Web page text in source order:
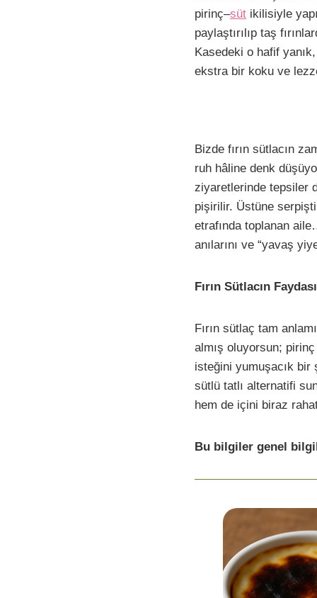
c
e
b
o
n
t
e
r
t
a
t
s
A
a
i
l
i
pirinç–süt ikilisiyle
paylaştırılıp taş
Kasedeki o hafif
ekstra bir koku ve
Bizde fırın sütlacın
ruh hâline denk
ziyaretlerinde tepsiler
pişirilir. Üstüne
etrafında toplanan
anılarını ve “yavaş
Fırın Sütlacın
Fırın sütlaç tam
almış oluyorsun;
isteğini yumuşacık bir
sütlü tatlı alternatifi
hem de içini biraz
Bu bilgiler genel